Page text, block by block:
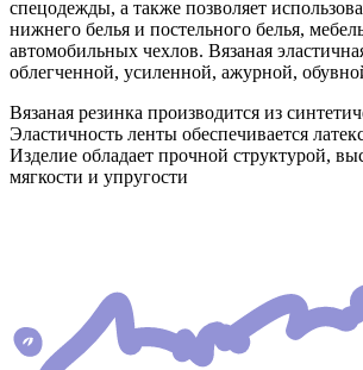
спецодежды, а также позволяет
нижнего белья и постельного белья,
автомобильных чехлов. Вязаная
облегченной, усиленной, ажурной,
Вязаная резинка производится из
Эластичность ленты обеспечивается
Изделие обладает прочной структурой,
мягкости и упругости